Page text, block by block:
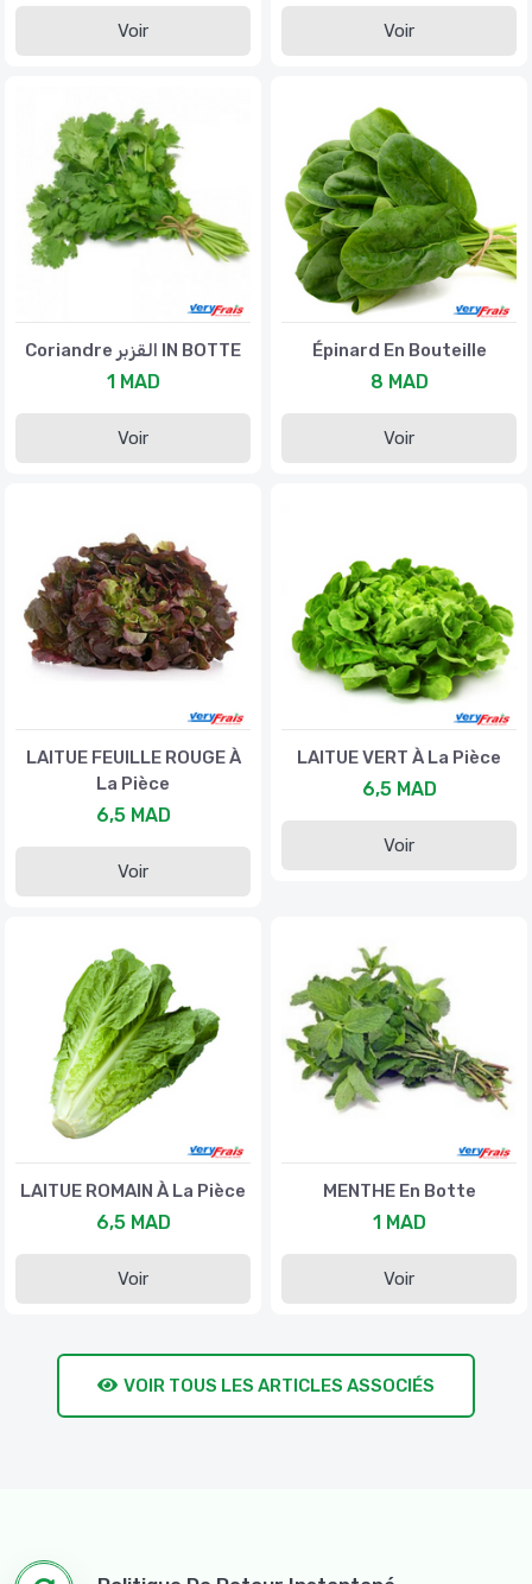
Voir Voir
Coriandre القزبر IN BOTTE
1 MAD
Voir
Épinard En Bouteille
8 MAD
Voir
LAITUE FEUILLE ROUGE À
La Pièce
6,5 MAD
Voir
LAITUE VERT À La Pièce
6,5 MAD
Voir
LAITUE ROMAIN À La Pièce
6,5 MAD
Voir
MENTHE En Botte
1 MAD
Voir
VOIR TOUS LES ARTICLES ASSOCIÉS